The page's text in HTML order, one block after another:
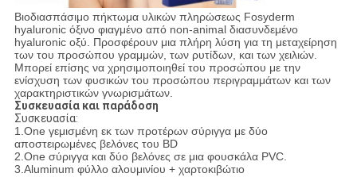
Βιοδιασπάσιμο πήκτωμα υλικών πληρώσεως Fosyderm
hyaluronic όξινο φιαγμένο από non-animal διασυνδεμένο
hyaluronic οξύ. Προσφέρουν μια πλήρη λύση για τη μεταχείρηση
των του προσώπου γραμμών, των ρυτίδων, και των χειλιών.
Μπορεί επίσης να χρησιμοποιηθεί του προσώπου με την
ενίσχυση των φυσικών του προσώπου περιγραμμάτων και των
χαρακτηριστικών γνωρισμάτων.
Συσκευασία και παράδοση
Συσκευασία:
1.One γεμισμένη εκ των προτέρων σύριγγα με δύο
αποστειρωμένες βελόνες του BD
2.One σύριγγα και δύο βελόνες σε μια φουσκάλα PVC.
3.Aluminum φύλλο αλουμινίου + χαρτοκιβώτιο